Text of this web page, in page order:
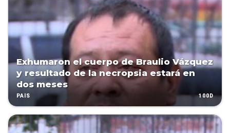
Exhumaron el cuerpo de Braulio Vázquez
y resultado de la necropsia estará en
dos meses
PAÍS 100D